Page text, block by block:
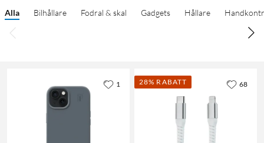
Alla Bilhållare Fodral & skal Gadgets Hållare
1 28% RABATT 68